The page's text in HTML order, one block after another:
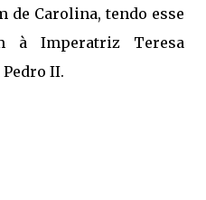
de Carolina, tendo esse
à Imperatriz Teresa
II.